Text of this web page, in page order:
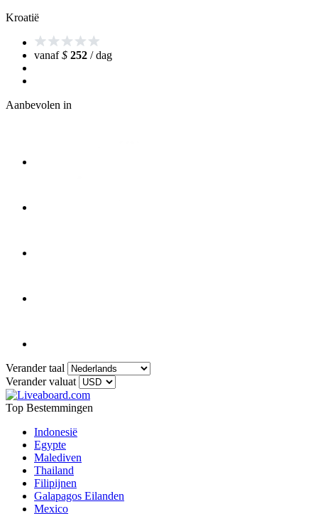
Kroatië
vanaf$ 252 / dag
Aanbevolen in
Verander taal
Verander valuat
Top Bestemmingen
Indonesië
Egypte
Malediven
Thailand
Filipijnen
Galapagos Eilanden
Mexico